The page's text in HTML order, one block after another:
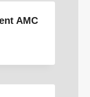
AMC